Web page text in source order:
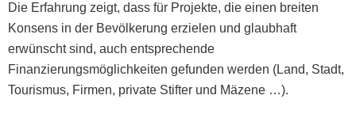
Die Erfahrung zeigt, dass für Pro­jek­te, die einen bre­it­en
Kon­sens in der Bevölkerung erzie­len und glaub­haft
erwün­scht sind, auch entsprechende
Finanzierungsmöglichkeit­en gefun­den wer­den (Land, Stadt,
Touris­mus, Fir­men, pri­vate Stifter und Mäzene …).